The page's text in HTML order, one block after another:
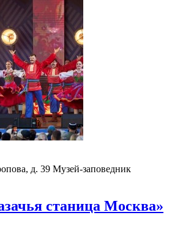
д. 39 Музей-заповедник
станица Москва»